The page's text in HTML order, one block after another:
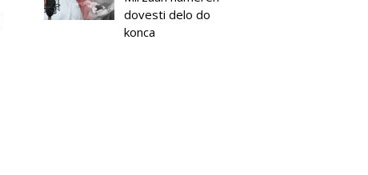
dovesti delo do
konca